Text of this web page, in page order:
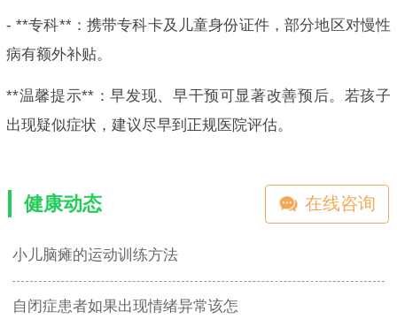
- **专科**：携带专科卡及儿童身份证件，部分地区对慢性
病有额外补贴。
**温馨提示**：早发现、早干预可显著改善预后。若孩子
出现疑似症状，建议尽早到正规医院评估。
健康动态 在线咨询
小儿脑瘫的运动训练方法
自闭症患者如果出现情绪异常该怎